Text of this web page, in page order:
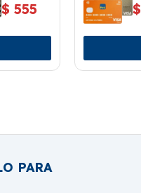
$ 555 $
PARA